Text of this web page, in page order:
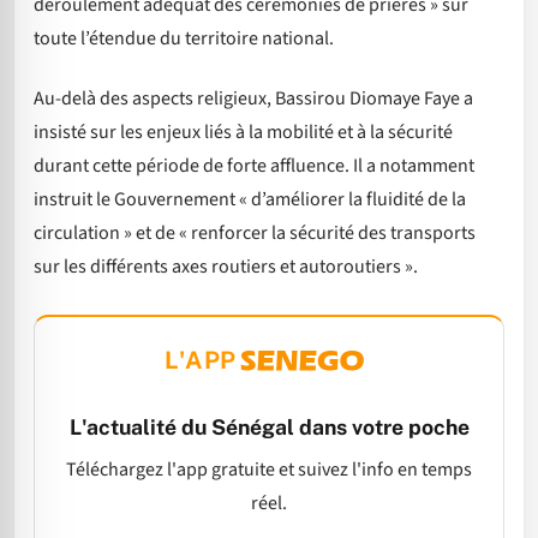
toute l’étendue du territoire national.
Au-delà des aspects religieux, Bassirou Diomaye Faye a
insisté sur les enjeux liés à la mobilité et à la sécurité
durant cette période de forte affluence. Il a notamment
instruit le Gouvernement « d’améliorer la fluidité de la
circulation » et de « renforcer la sécurité des transports
sur les différents axes routiers et autoroutiers ».
L'APP
L'actualité du Sénégal dans votre poche
Téléchargez l'app gratuite et suivez l'info en temps
réel.